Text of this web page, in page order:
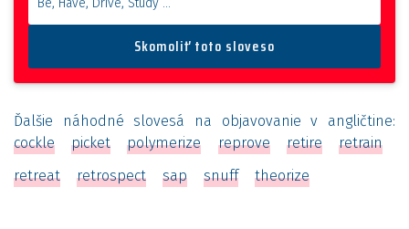
Ďalšie náhodné slovesá na objavovanie v angličtine:
cockle
picket polymerize reprove retire
retrain
retreat
retrospect sap snuff theorize